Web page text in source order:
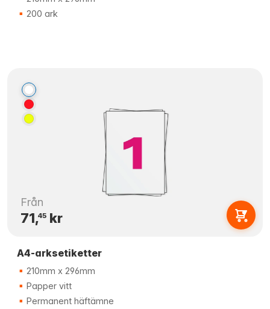
200 ark
Från
71,45kr
A4-arksetiketter
210mm x 296mm
Papper vitt
Permanent häftämne